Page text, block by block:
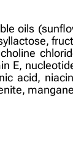
oils
E,
acid,